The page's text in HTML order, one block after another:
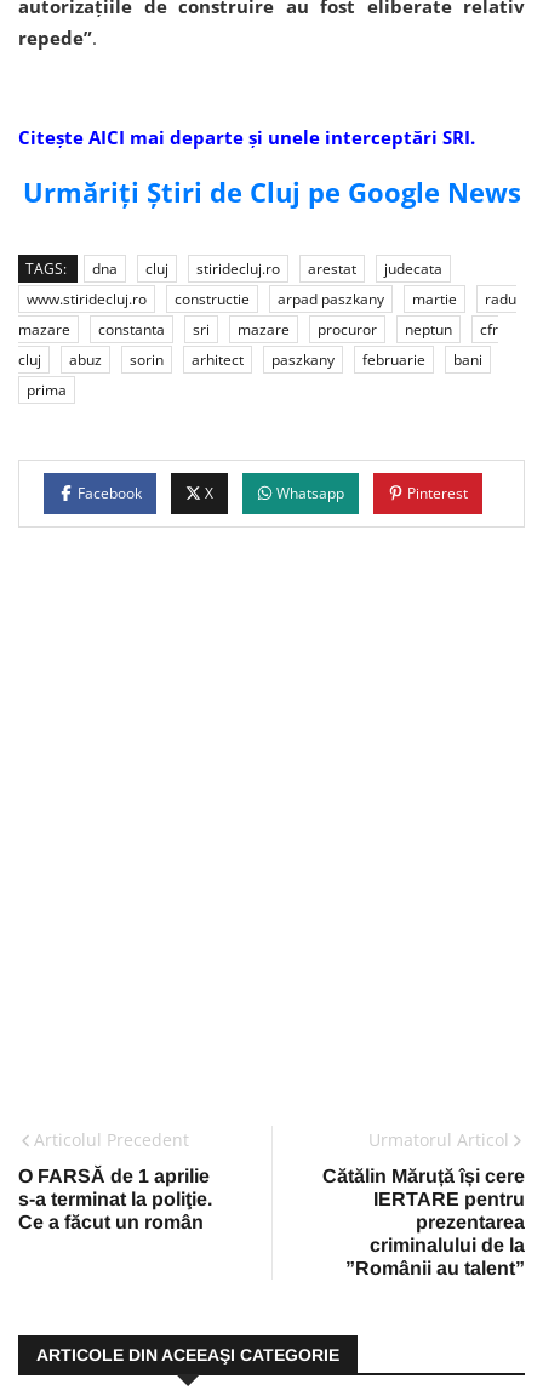
autorizațiile de construire au fost eliberate relativ
repede”.
Citește AICI mai departe și unele interceptări SRI.
Urmăriți Știri de Cluj pe Google News
TAGS: dna cluj stiridecluj.ro arestat
judecata
www.stiridecluj.ro
constructie arpad paszkany martie
radu
mazare
constanta sri mazare procuror neptun
cfr
cluj
abuz sorin arhitect paszkany februarie
bani
prima
Facebook X Whatsapp Pinterest
Articolul Precedent
O FARSĂ de 1 aprilie
s-a terminat la poliţie.
Ce a făcut un român
Urmatorul Articol
Cătălin Măruță își cere
IERTARE pentru
prezentarea
criminalului de la
”Românii au talent”
ARTICOLE DIN ACEEAŞI CATEGORIE